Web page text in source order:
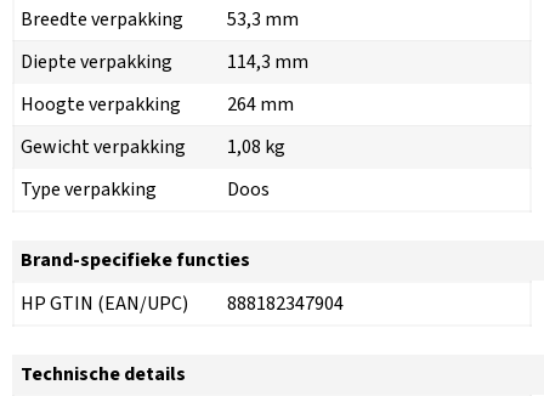
Breedte verpakking
53,3 mm
Diepte verpakking
114,3 mm
Hoogte verpakking
264 mm
Gewicht verpakking
1,08 kg
Type verpakking
Doos
Brand-specifieke functies
HP GTIN (EAN/UPC)
888182347904
Technische details